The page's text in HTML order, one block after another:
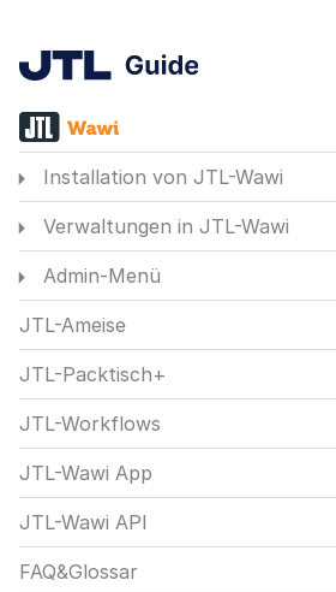
Installation von JTL-Wawi
Verwaltungen in JTL-Wawi
Admin-Menü
JTL-Ameise
JTL-Packtisch+
JTL-Workflows
JTL-Wawi App
JTL-Wawi API
FAQ&Glossar